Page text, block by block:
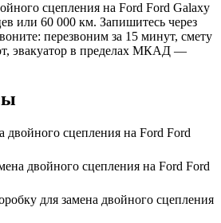
сцепления на Ford Ford Galaxy
или 60 000 км. Запишитесь через
перезвоним за 15 минут, смету
эвакуатор в пределах МКАД —
двойного сцепления на Ford Ford
двойного сцепления на Ford Ford
для замена двойного сцепления